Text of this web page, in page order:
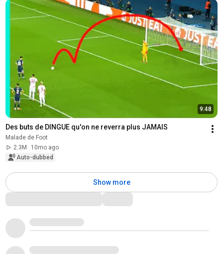
9:48
Des buts de DINGUE qu'on ne reverra plus JAMAIS
Malade de Foot
2.3M
10mo ago
Auto-dubbed
Show more